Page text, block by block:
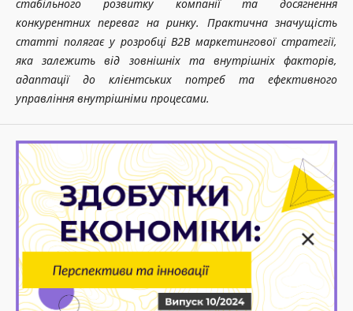
стабільного розвитку компанії та досягнення
конкурентних переваг на ринку.
Практична значущість
статті полягає у розробці B2B маркетингової стратегії,
яка залежить від зовнішніх та внутрішніх факторів,
адаптації до клієнтських потреб та ефективного
управління внутрішніми процесами.